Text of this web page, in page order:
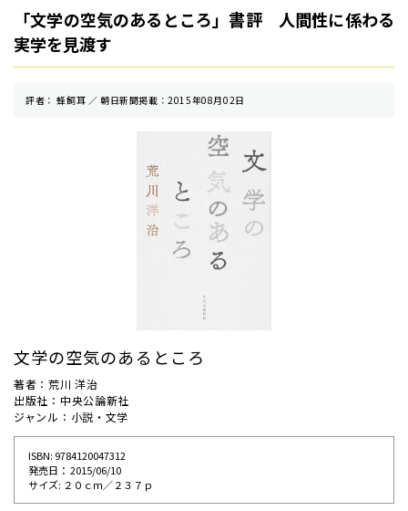
「文学の空気のあるところ」書評 人間性に係わる
実学を見渡す
評者： 蜂飼耳 ／ 朝⽇新聞掲載：2015年08月02日
文学の空気のあるところ
著者：荒川 洋治
出版社：中央公論新社
ジャンル：小説・文学
ISBN: 9784120047312
発売⽇： 2015/06/10
サイズ: ２０ｃｍ／２３７ｐ